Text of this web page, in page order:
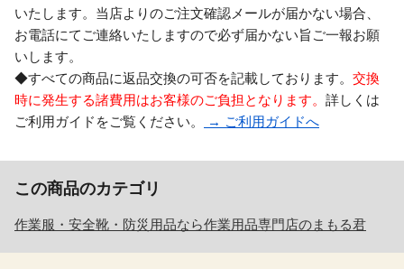
いたします。当店よりのご注文確認メールが届かない場合、
お電話にてご連絡いたしますので必ず届かない旨ご一報お願
いします。
◆すべての商品に返品交換の可否を記載しております。 交換
時に発生する諸費用はお客様のご負担となります。 詳しくは
ご利用ガイドをご覧ください。
→ ご利用ガイドへ
この商品のカテゴリ
作業服・安全靴・防災用品なら作業用品専門店のまもる君